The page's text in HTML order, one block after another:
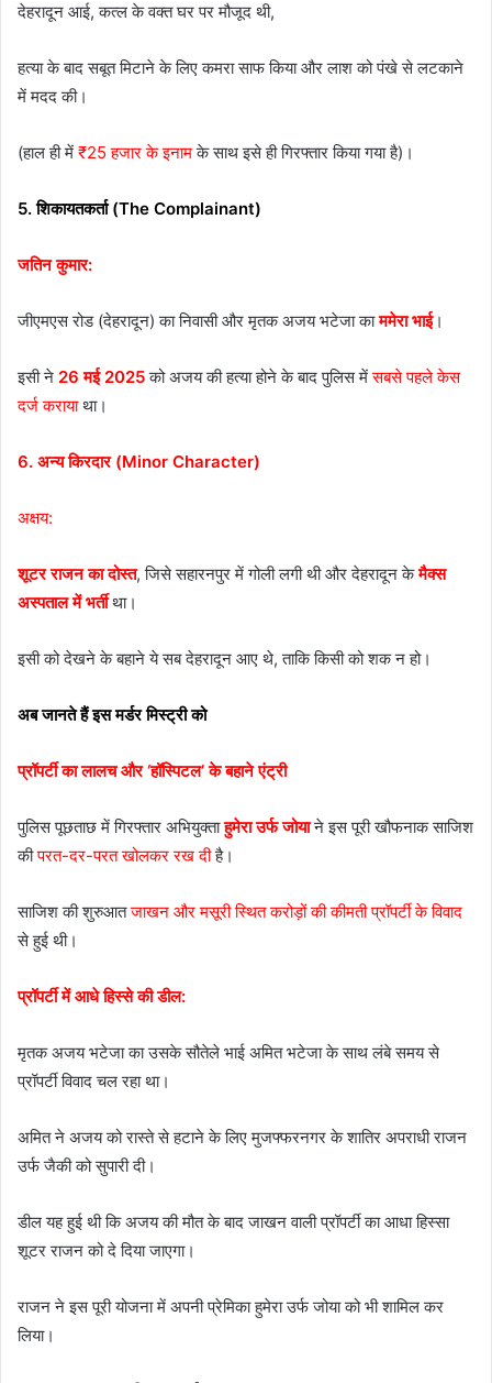
देहरादून आई, कत्ल के वक्त घर पर मौजूद थी,
हत्या के बाद सबूत मिटाने के लिए कमरा साफ किया और लाश को पंखे से लटकाने
में मदद की।
(हाल ही में ₹25 हजार के इनामके साथ इसे ही गिरफ्तार किया गया है)।
5. शिकायतकर्ता (The Complainant)
जतिन कुमार:
जीएमएस रोड (देहरादून) का निवासी और मृतक अजय भटेजा काममेरा भाई।
इसी ने 26 मई 2025को अजय की हत्या होने के बाद पुलिस मेंसबसे पहले केस
दर्ज करायाथा।
6. अन्य किरदार (Minor Character)
अक्षय:
शूटर राजन का दोस्त, जिसे सहारनपुर में गोली लगी थी और देहरादून केमैक्स
अस्पताल में भर्तीथा।
इसी को देखने के बहाने ये सब देहरादून आए थे, ताकि किसी को शक न हो।
अब जानते हैं इस मर्डर मिस्ट्री को
प्रॉपर्टी का लालच और ‘हॉस्पिटल’ के बहाने एंट्री
पुलिस पूछताछ में गिरफ्तार अभियुक्ताहुमेरा उर्फ जोयाने इस पूरी खौफनाक साजिश
कीपरत-दर-परत खोलकर रख दीहै।
साजिश की शुरुआतजाखन और मसूरी स्थित करोड़ों की कीमती प्रॉपर्टी के विवाद
से हुई थी।
प्रॉपर्टी में आधे हिस्से की डील:
मृतक अजय भटेजा का उसके सौतेले भाई अमित भटेजा के साथ लंबे समय से
प्रॉपर्टी विवाद चल रहा था।
अमित ने अजय को रास्ते से हटाने के लिए मुजफ्फरनगर के शातिर अपराधी राजन
उर्फ जैकी को सुपारी दी।
डील यह हुई थी कि अजय की मौत के बाद जाखन वाली प्रॉपर्टी का आधा हिस्सा
शूटर राजन को दे दिया जाएगा।
राजन ने इस पूरी योजना में अपनी प्रेमिका हुमेरा उर्फ जोया को भी शामिल कर
लिया।